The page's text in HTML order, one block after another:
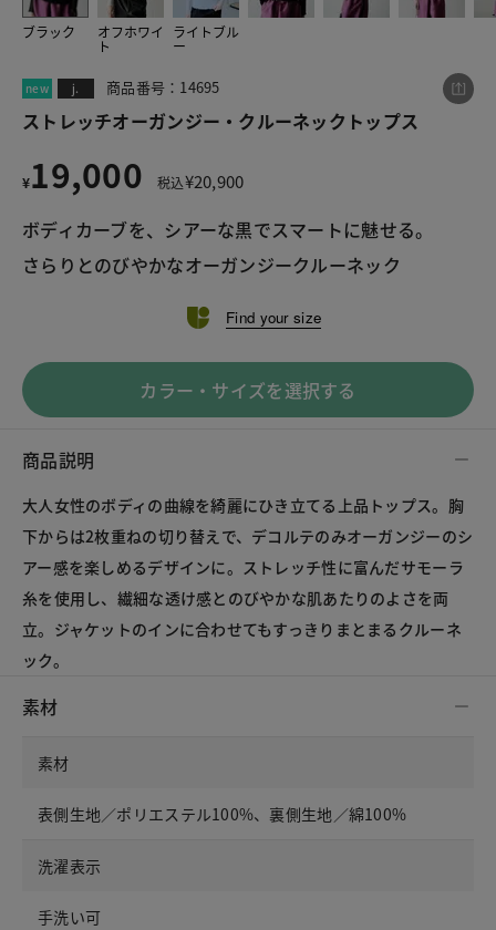
ブラック オフホワイ
ト
ライトブル
ー
1 25
new j. 商品番号：14695
ストレッチオーガンジー・クルーネックトップス
¥19,000 税込¥20,900
ボディカーブを、シアーな黒でスマートに魅せる。
さらりとのびやかなオーガンジークルーネック
Find your size
カラー・サイズを選択する
商品説明
大人女性のボディの曲線を綺麗にひき立てる上品トップス。胸
下からは2枚重ねの切り替えで、デコルテのみオーガンジーのシ
アー感を楽しめるデザインに。ストレッチ性に富んだサモーラ
糸を使用し、繊細な透け感とのびやかな肌あたりのよさを両
立。ジャケットのインに合わせてもすっきりまとまるクルーネ
ック。
素材
素材
表側生地／ポリエステル100%、裏側生地／綿100%
洗濯表示
手洗い可
この商品をシェアする
ストレッチオーガンジー・クルーネックトップス
LINE X メール